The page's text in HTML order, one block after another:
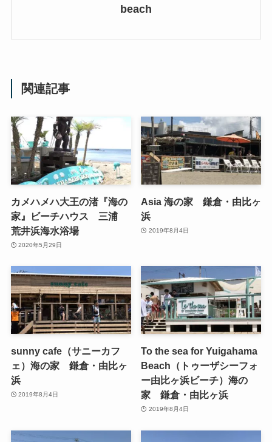
beach
関連記事
カメハメハ大王の渚『海の
家』ビーチハウス 三浦
荒井浜海水浴場
2020年5月29日
Asia 海の家 鎌倉・由比ヶ
浜
2019年8月4日
sunny cafe（サニーカフ
ェ）海の家 鎌倉・由比ヶ
浜
2019年8月4日
To the sea for Yuigahama
Beach（トゥーザシーフォ
ー由比ヶ浜ビーチ）海の
家 鎌倉・由比ヶ浜
2019年8月4日